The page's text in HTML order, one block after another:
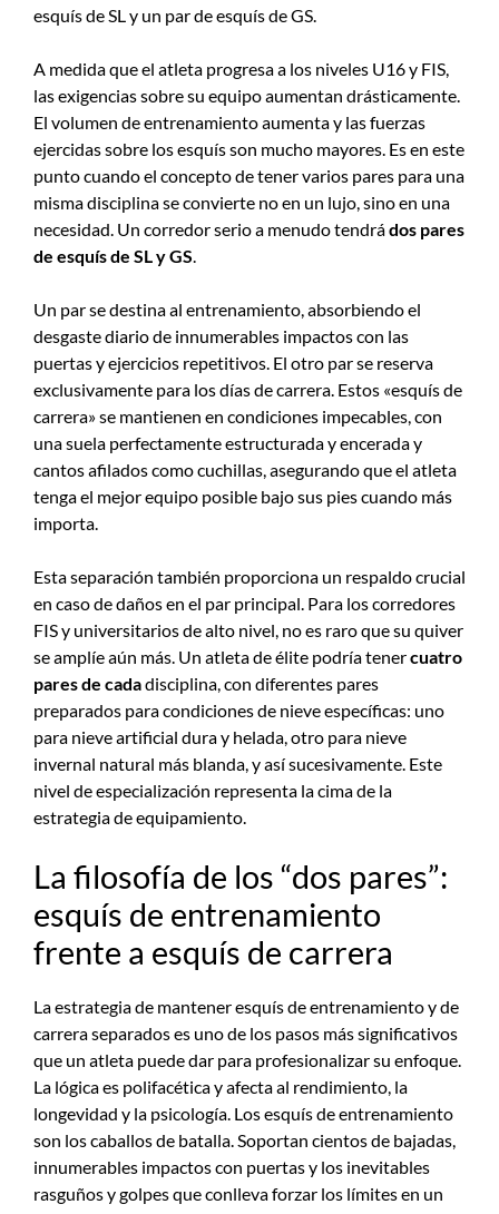
esquís de SL y un par de esquís de GS.
A medida que el atleta progresa a los niveles U16 y FIS,
las exigencias sobre su equipo aumentan drásticamente.
El volumen de entrenamiento aumenta y las fuerzas
ejercidas sobre los esquís son mucho mayores. Es en este
punto cuando el concepto de tener varios pares para una
misma disciplina se convierte no en un lujo, sino en una
necesidad. Un corredor serio a menudo tendrádos pares
de esquís de SL y GS.
Un par se destina al entrenamiento, absorbiendo el
desgaste diario de innumerables impactos con las
puertas y ejercicios repetitivos. El otro par se reserva
exclusivamente para los días de carrera. Estos «esquís de
carrera» se mantienen en condiciones impecables, con
una suela perfectamente estructurada y encerada y
cantos afilados como cuchillas, asegurando que el atleta
tenga el mejor equipo posible bajo sus pies cuando más
importa.
Esta separación también proporciona un respaldo crucial
en caso de daños en el par principal. Para los corredores
FIS y universitarios de alto nivel, no es raro que su quiver
se amplíe aún más. Un atleta de élite podría tenercuatro
pares de cadadisciplina, con diferentes pares
preparados para condiciones de nieve específicas: uno
para nieve artificial dura y helada, otro para nieve
invernal natural más blanda, y así sucesivamente. Este
nivel de especialización representa la cima de la
estrategia de equipamiento.
La filosofía de los “dos pares”:
esquís de entrenamiento
frente a esquís de carrera
La estrategia de mantener esquís de entrenamiento y de
carrera separados es uno de los pasos más significativos
que un atleta puede dar para profesionalizar su enfoque.
La lógica es polifacética y afecta al rendimiento, la
longevidad y la psicología. Los esquís de entrenamiento
son los caballos de batalla. Soportan cientos de bajadas,
innumerables impactos con puertas y los inevitables
rasguños y golpes que conlleva forzar los límites en un